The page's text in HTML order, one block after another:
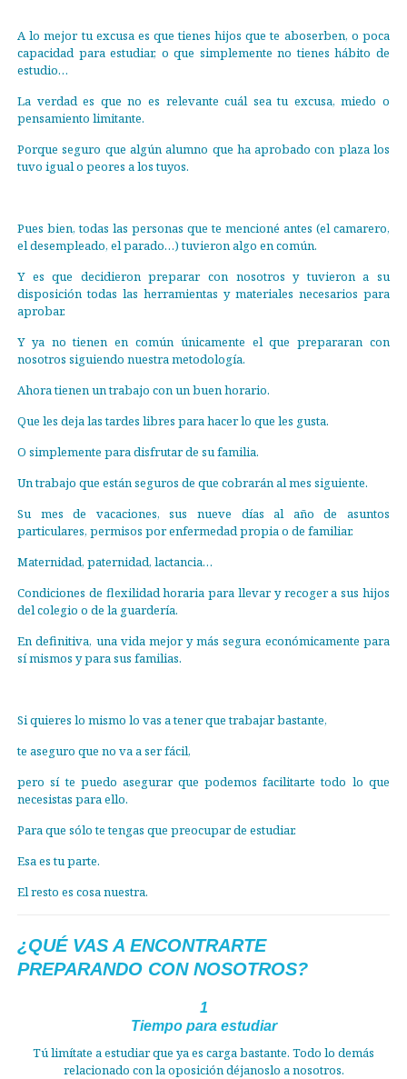
A lo mejor tu excusa es que tienes hijos que te aboserben, o poca
capacidad para estudiar, o que simplemente no tienes hábito de
estudio…
La verdad es que no es relevante cuál sea tu excusa, miedo o
pensamiento limitante.
Porque seguro que algún alumno que ha aprobado con plaza los
tuvo igual o peores a los tuyos.
Pues bien, todas las personas que te mencioné antes (el camarero,
el desempleado, el parado…) tuvieron algo en común.
Y es que decidieron preparar con nosotros y tuvieron a su
disposición todas las herramientas y materiales necesarios para
aprobar.
Y ya no tienen en común únicamente el que prepararan con
nosotros siguiendo nuestra metodología.
Ahora tienen un trabajo con un buen horario.
Que les deja las tardes libres para hacer lo que les gusta.
O simplemente para disfrutar de su familia.
Un trabajo que están seguros de que cobrarán al mes siguiente.
Su mes de vacaciones, sus nueve días al año de asuntos
particulares, permisos por enfermedad propia o de familiar.
Maternidad, paternidad, lactancia…
Condiciones de flexilidad horaria para llevar y recoger a sus hijos
del colegio o de la guardería.
En definitiva, una vida mejor y más segura económicamente para
sí mismos y para sus familias.
Si quieres lo mismo lo vas a tener que trabajar bastante,
te aseguro que no va a ser fácil,
pero sí te puedo asegurar que podemos facilitarte todo lo que
necesistas para ello.
Para que sólo te tengas que preocupar de estudiar.
Esa es tu parte.
El resto es cosa nuestra.
¿QUÉ VAS A ENCONTRARTE
PREPARANDO CON NOSOTROS?
1
Tiempo para estudiar
Tú limítate a estudiar que ya es carga bastante. Todo lo demás
relacionado con la oposición déjanoslo a nosotros.